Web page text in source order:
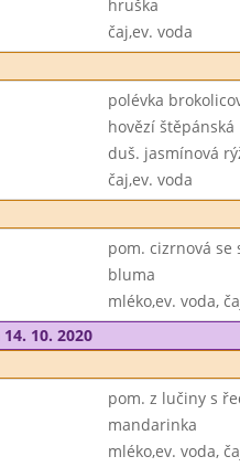
hruška
čaj,ev. voda
polévka
hovězí štěpánská
duš. jasmínová
čaj,ev. voda
pom. cizrnová se
bluma
mléko,ev. voda,
10. 2020
pom. z lučiny s
mandarinka
mléko,ev. voda,